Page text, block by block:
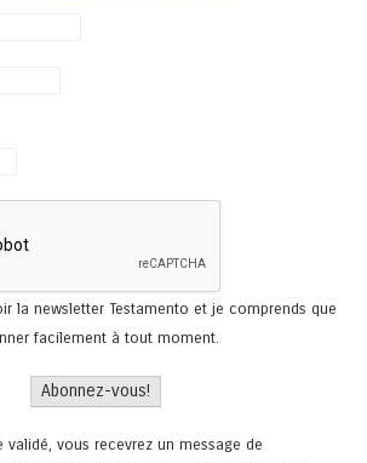
la newsletter Testamento et je comprends que
facilement à tout moment.
vous recevrez un message de